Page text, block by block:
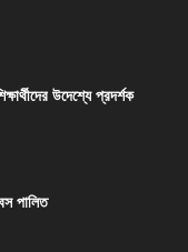
উদেশ্যে প্রদর্শক
পালিত